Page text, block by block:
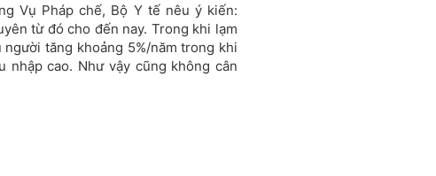
Vụ Pháp chế, Bộ Y tế nêu ý kiến:
từ đó cho đến nay. Trong khi lạm
tăng khoảng 5%/năm trong khi
nhập cao. Như vậy cũng không cân